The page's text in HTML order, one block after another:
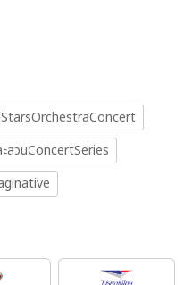
สวนConcertSeries